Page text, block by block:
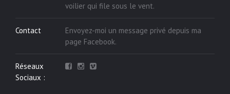
voilier qui file sous le vent.
Contact
Envoyez-moi un message privé depuis ma
page Facebook.
Réseaux
Sociaux :